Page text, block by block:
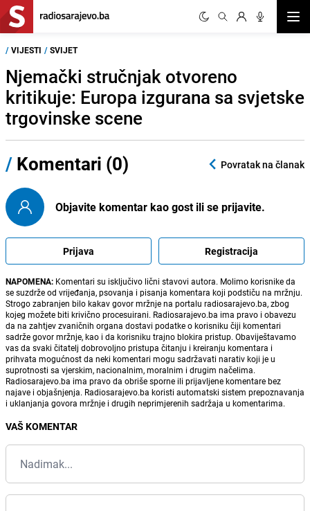
/ VIJESTI / SVIJET
Njemački stručnjak otvoreno
kritikuje: Europa izgurana sa svjetske
trgovinske scene
/ Komentari (0) Povratak na članak
Objavite komentar kao gost ili se prijavite.
Prijava Registracija
NAPOMENA: Komentari su isključivo lični stavovi autora. Molimo korisnike da
se suzdrže od vrijeđanja, psovanja i pisanja komentara koji podstiču na mržnju.
Strogo zabranjen bilo kakav govor mržnje na portalu radiosarajevo.ba, zbog
kojeg možete biti krivično procesuirani. Radiosarajevo.ba ima pravo i obavezu
da na zahtjev zvaničnih organa dostavi podatke o korisniku čiji komentari
sadrže govor mržnje, kao i da korisniku trajno blokira pristup. Obaviještavamo
vas da svaki čitatelj dobrovoljno pristupa čitanju i kreiranju komentara i
prihvata mogućnost da neki komentari mogu sadržavati narativ koji je u
suprotnosti sa vjerskim, nacionalnim, moralnim i drugim načelima.
Radiosarajevo.ba ima pravo da obriše sporne ili prijavljene komentare bez
najave i objašnjenja. Radiosarajevo.ba koristi automatski sistem prepoznavanja
i uklanjanja govora mržnje i drugih neprimjerenih sadržaja u komentarima.
VAŠ KOMENTAR